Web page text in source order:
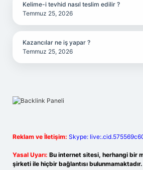
Kelime-i tevhid nasıl teslim edilir ?
Temmuz 25, 2026
Kazancılar ne iş yapar ?
Temmuz 25, 2026
Reklam ve İletişim: Skype:
Yasal Uyarı: Bu internet sitesi, herhangi bir
şirketi ile hiçbir bağlantısı